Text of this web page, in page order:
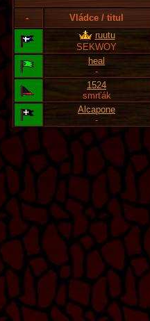
- Vládce / titul
ruutu
SEKWOY
heal
-
1524
smrťák
Alcapone
-